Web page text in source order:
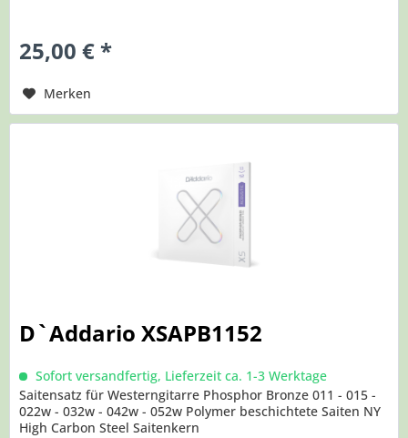
25,00 € *
Merken
D`Addario XSAPB1152
Sofort versandfertig, Lieferzeit ca. 1-3 Werktage
Saitensatz für Westerngitarre Phosphor Bronze 011 - 015 -
022w - 032w - 042w - 052w Polymer beschichtete Saiten NY
High Carbon Steel Saitenkern